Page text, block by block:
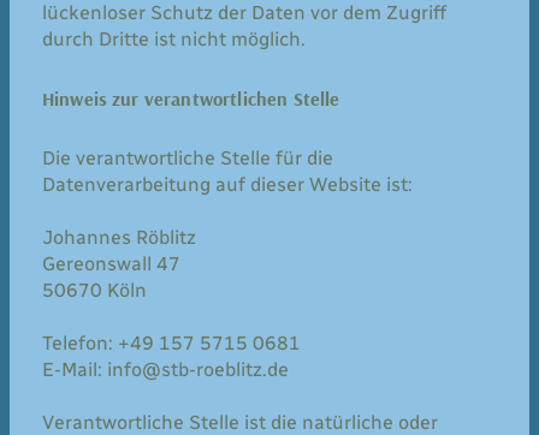
lückenloser Schutz der Daten vor dem Zugriff
durch Dritte ist nicht möglich.
Hinweis zur verantwortlichen Stelle
Die verantwortliche Stelle für die
Datenverarbeitung auf dieser Website ist:
Johannes Röblitz
Gereonswall 47
50670 Köln
Telefon: +49 157 5715 0681
E-Mail: info@stb-roeblitz.de
Verantwortliche Stelle ist die natürliche oder